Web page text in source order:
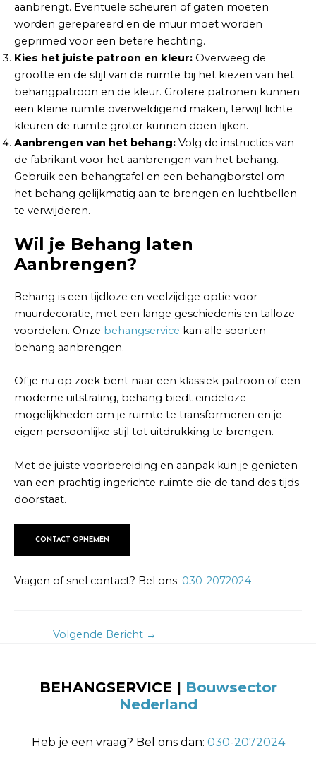
aanbrengt. Eventuele scheuren of gaten moeten
worden gerepareerd en de muur moet worden
geprimed voor een betere hechting.
Kies het juiste patroon en kleur: Overweeg de
grootte en de stijl van de ruimte bij het kiezen van het
behangpatroon en de kleur. Grotere patronen kunnen
een kleine ruimte overweldigend maken, terwijl lichte
kleuren de ruimte groter kunnen doen lijken.
Aanbrengen van het behang: Volg de instructies van
de fabrikant voor het aanbrengen van het behang.
Gebruik een behangtafel en een behangborstel om
het behang gelijkmatig aan te brengen en luchtbellen
te verwijderen.
Wil je Behang laten
Aanbrengen?
Behang is een tijdloze en veelzijdige optie voor
muurdecoratie, met een lange geschiedenis en talloze
voordelen. Onze behangservice kan alle soorten
behang aanbrengen.
Of je nu op zoek bent naar een klassiek patroon of een
moderne uitstraling, behang biedt eindeloze
mogelijkheden om je ruimte te transformeren en je
eigen persoonlijke stijl tot uitdrukking te brengen.
Met de juiste voorbereiding en aanpak kun je genieten
van een prachtig ingerichte ruimte die de tand des tijds
doorstaat.
CONTACT OPNEMEN
Vragen of snel contact? Bel ons: 030-2072024
Volgende Bericht →
BEHANGSERVICE |
Bouwsector
Nederland
Heb je een vraag? Bel ons dan: 030-2072024